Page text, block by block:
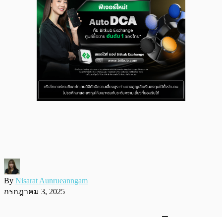
By Nisarat Aunrueanngam
กรกฎาคม 3, 2025